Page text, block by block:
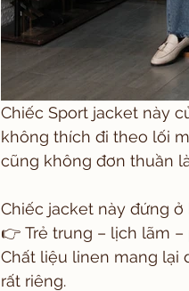
Chiếc Sport jacket này
không thích đi theo lối
cũng không đơn thuần
Chiếc jacket này đứng
👉 Trẻ trung – lịch lãm
Chất liệu linen mang lại
rất riêng.